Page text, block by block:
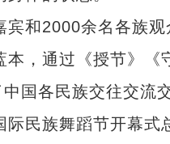
2000余名各族观
，通过《授节》
国各民族交往交流
民族舞蹈节开幕式